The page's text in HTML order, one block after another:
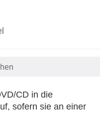
CD in die
sofern sie an einer